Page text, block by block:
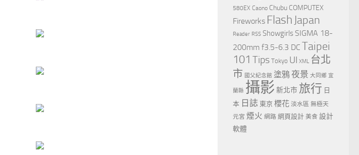
580EX Caono Chubu COMPUTEX
Fireworks Flash Japan
Reader RSS Showgirls SIGMA 18-
200mm f3.5-6.3 DC Taipei
101 Tips Tokyo UI XML 台北
市 國父紀念館 塗鴉夜景 大同鄉 宜
蘭縣 攝影 新北市 旅行 日
本 日誌 東京 櫻花 淡水區 無極天
元宮 煙火 網路 網頁設計 美食 設計
軟體